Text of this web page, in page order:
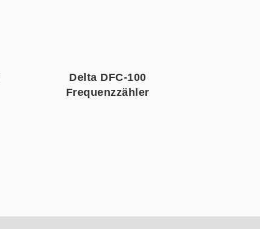
Delta DFC-100
Frequenzzähler